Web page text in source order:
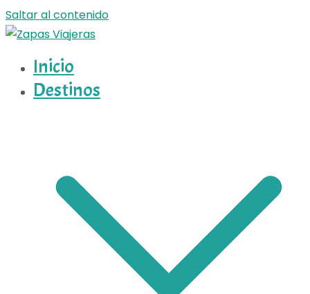
Saltar al contenido
Zapas Viajeras
Zapas Viajeras viajes y escapadas pa que te copies
Inicio
Destinos